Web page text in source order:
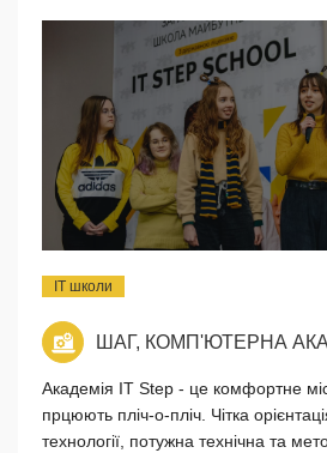
IT школи
ШАГ, КОМП'ЮТЕРНА
Академія IT Step - це комфортне
прцюють пліч-о-пліч. Чітка
технології, потужна технічна та